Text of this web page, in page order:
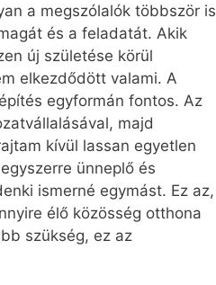
a megszólalók többször is
és a feladatát. Akik
új születése körül
elkezdődött valami. A
egyformán fontos. Az
majd
kívül lassan egyetlen
ünneplő és
ismerné egymást. Ez az,
élő közösség otthona
szükség, ez az